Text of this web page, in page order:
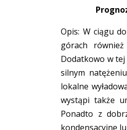
Opis: W ciągu
górach
Dodatkowo w tej
silnym
lokalne
wystąpi także
Ponadto z
kondensacyjne